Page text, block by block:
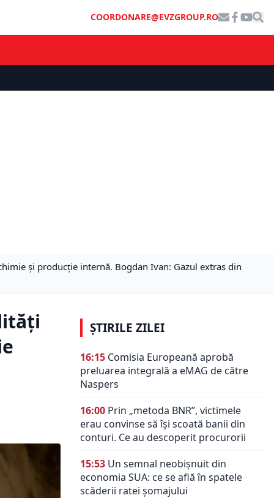
COORDONARE@EVZGROUP.RO
și producție internă. Bogdan Ivan: Gazul extras din
ȘTIRILE ZILEI
16:15 Comisia Europeană aprobă
preluarea integrală a eMAG de către
Naspers
16:00 Prin „metoda BNR”, victimele
erau convinse să își scoată banii din
conturi. Ce au descoperit procurorii
15:53 Un semnal neobișnuit din
economia SUA: ce se află în spatele
scăderii ratei șomajului